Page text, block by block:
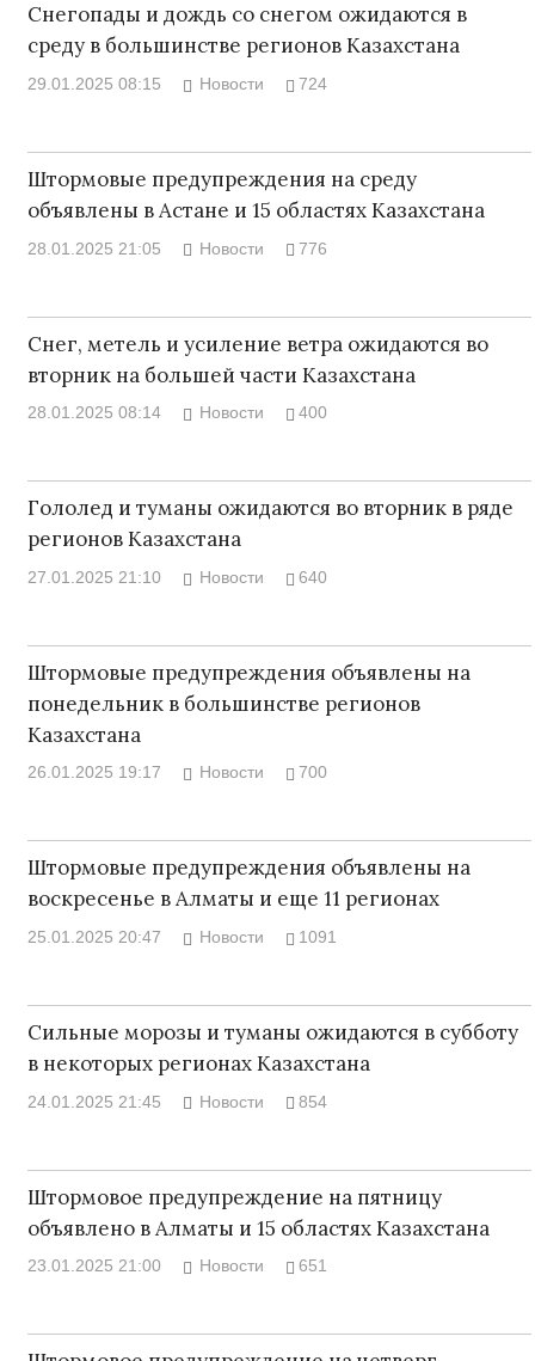
Снегопады и дождь со снегом ожидаются в
среду в большинстве регионов Казахстана
29.01.2025 08:15 Новости 724
Штормовые предупреждения на среду
объявлены в Астане и 15 областях Казахстана
28.01.2025 21:05 Новости 776
Снег, метель и усиление ветра ожидаются во
вторник на большей части Казахстана
28.01.2025 08:14 Новости 400
Гололед и туманы ожидаются во вторник в ряде
регионов Казахстана
27.01.2025 21:10 Новости 640
Штормовые предупреждения объявлены на
понедельник в большинстве регионов
Казахстана
26.01.2025 19:17 Новости 700
Штормовые предупреждения объявлены на
воскресенье в Алматы и еще 11 регионах
25.01.2025 20:47 Новости 1091
Сильные морозы и туманы ожидаются в субботу
в некоторых регионах Казахстана
24.01.2025 21:45 Новости 854
Штормовое предупреждение на пятницу
объявлено в Алматы и 15 областях Казахстана
23.01.2025 21:00 Новости 651